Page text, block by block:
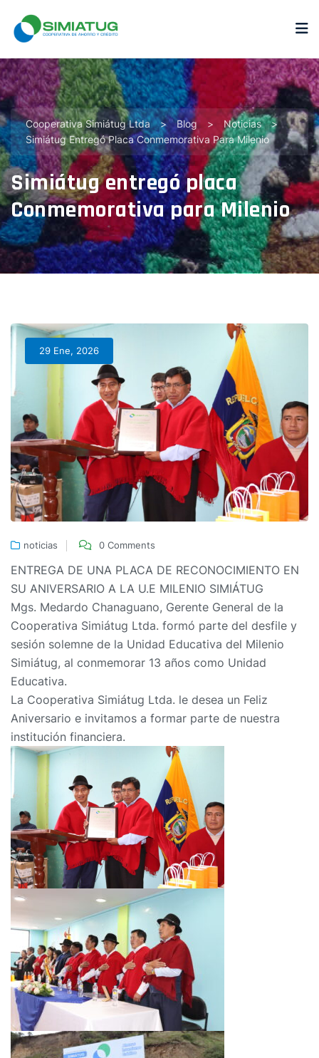
Cooperativa Simiátug Ltda > Blog > Noticias >
Simiátug Entregó Placa Conmemorativa Para Milenio
Simiátug entregó placa
Conmemorativa para Milenio
29 Ene, 2026
noticias 0 Comments
ENTREGA DE UNA PLACA DE RECONOCIMIENTO EN
SU ANIVERSARIO A LA U.E MILENIO SIMIÁTUG
Mgs. Medardo Chanaguano, Gerente General de la
Cooperativa Simiátug Ltda. formó parte del desfile y
sesión solemne de la Unidad Educativa del Milenio
Simiátug, al conmemorar 13 años como Unidad
Educativa.
La Cooperativa Simiátug Ltda. le desea un Feliz
Aniversario e invitamos a formar parte de nuestra
institución financiera.